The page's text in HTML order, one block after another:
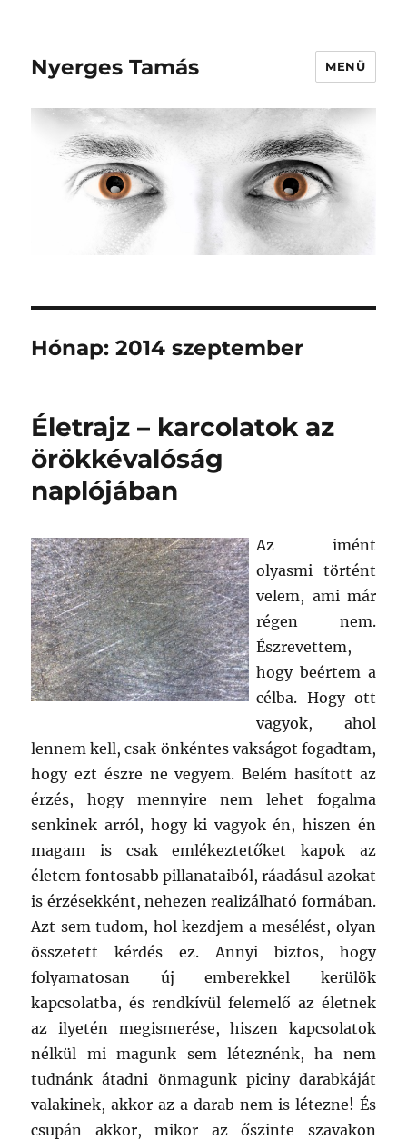
Nyerges Tamás MENÜ
Hónap:2014 szeptember
Életrajz – karcolatok az
örökkévalóság
naplójában
Az imént
olyasmi történt
velem, ami már
régen nem.
Észrevettem,
hogy beértem a
célba. Hogy ott
vagyok, ahol
lennem kell, csak önkéntes vakságot fogadtam,
hogy ezt észre ne vegyem. Belém hasított az
érzés, hogy mennyire nem lehet fogalma
senkinek arról, hogy ki vagyok én, hiszen én
magam is csak emlékeztetőket kapok az
életem fontosabb pillanataiból, ráadásul azokat
is érzésekként, nehezen realizálható formában.
Azt sem tudom, hol kezdjem a mesélést, olyan
összetett kérdés ez. Annyi biztos, hogy
folyamatosan új emberekkel kerülök
kapcsolatba, és rendkívül felemelő az életnek
az ilyetén megismerése, hiszen kapcsolatok
nélkül mi magunk sem léteznénk, ha nem
tudnánk átadni önmagunk piciny darabkáját
valakinek, akkor az a darab nem is létezne! És
csupán akkor, mikor az őszinte szavakon